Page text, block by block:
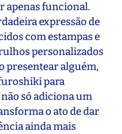
apenas funcional.
expressão de
com estampas e
personalizados
presentear alguém,
para
só adiciona um
o ato de dar
ainda mais